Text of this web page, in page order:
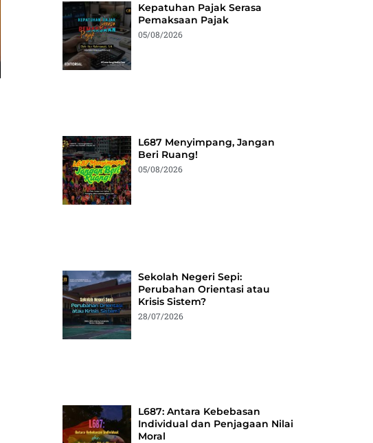
Kepatuhan Pajak Serasa
Pemaksaan Pajak
05/08/2026
L687 Menyimpang, Jangan
Beri Ruang!
05/08/2026
Sekolah Negeri Sepi:
Perubahan Orientasi atau
Krisis Sistem?
28/07/2026
L687: Antara Kebebasan
Individual dan Penjagaan Nilai
Moral